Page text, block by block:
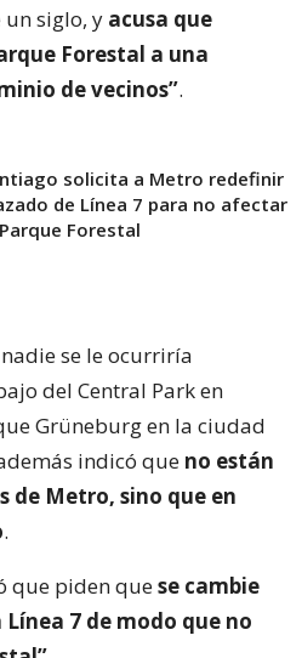
siglo, y acusa que
Forestal a una
de vecinos”.
solicita a Metro redefinir
de Línea 7 para no afectar
Forestal
se le ocurriría
del Central Park en
Grüneburg en la ciudad
indicó que no están
de Metro, sino que en
.
que piden quese cambie
7 de modo que no